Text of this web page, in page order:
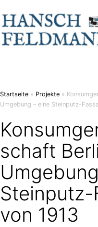
Inhalt
springen
Hansch
&
Startseite » Projekte »
Umgebung – eine Steinputz-
schaft
Steinputz-
von 1913